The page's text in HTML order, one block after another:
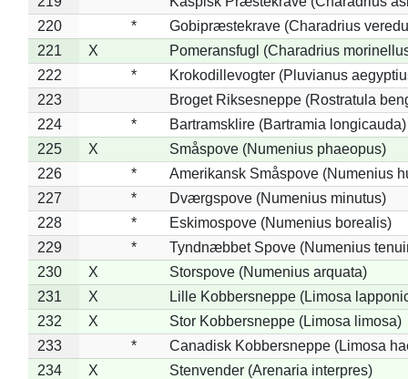
220
*
Gobipræstekrave (Charadrius
221
X
Pomeransfugl (Charadrius
222
*
Krokodillevogter (Pluvianus
223
Broget Riksesneppe (Rostratula
224
*
Bartramsklire (Bartramia longicauda)
225
X
Småspove (Numenius phaeopus)
226
*
Amerikansk Småspove (Numenius
227
*
Dværgspove (Numenius minutus)
228
*
Eskimospove (Numenius borealis)
229
*
Tyndnæbbet Spove (Numenius
230
X
Storspove (Numenius arquata)
231
X
Lille Kobbersneppe (Limosa
232
X
Stor Kobbersneppe (Limosa limosa)
233
*
Canadisk Kobbersneppe (Limosa
234
X
Stenvender (Arenaria interpres)